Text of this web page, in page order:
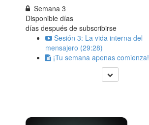
Semana 3
Disponibledías
días después de subscribirse
Sesión 3: La vida interna del
mensajero (29:28)
¡Tu semana apenas comienza!